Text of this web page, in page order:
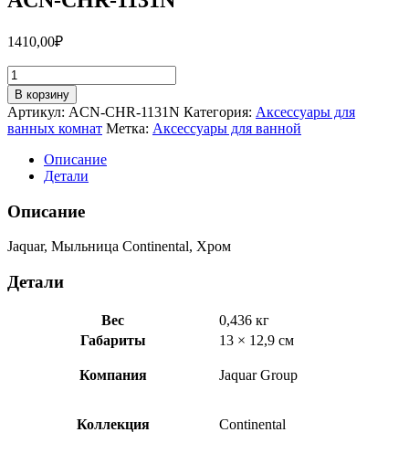
1410,00₽
Количество
товара
Jaquar,
Мыльница
Continental,
Хром
ACN-
1131N
В корзину
Артикул: ACN-CHR-1131N Категория: Аксессуары для
ванных комнат Метка: Аксессуары для ванной
Описание
Детали
Описание
Jaquar, Мыльница Continental, Хром
Детали
Вес
0,436 кг
Габариты
13 × 12,9 см
Компания Jaquar Group
Коллекция Continental